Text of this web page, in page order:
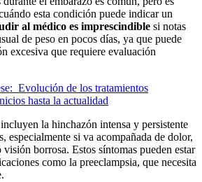
esta condición puede indicar un
al médico es imprescindible si notas
de peso en pocos días, ya que puede
excesiva que requiere evaluación
Evolución de los tratamientos
hasta la actualidad
incluyen la hinchazón intensa y persistente
especialmente si va acompañada de dolor,
borrosa. Estos síntomas pueden estar
como la preeclampsia, que necesita